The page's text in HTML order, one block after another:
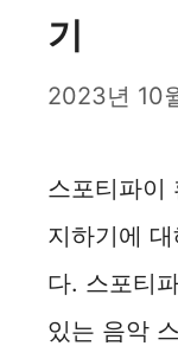
기
2023년 10
스포티파이
지하기에
다. 스포티
있는 음악